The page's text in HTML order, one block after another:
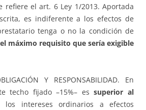
refiere el art. 6 Ley 1/2013. Aportada
es indiferente a los efectos de
tenga o no la condición de
el máximo requisito que sería exigible
Y RESPONSABILIDAD. En
techo fijado –15%– essuperior al
los intereses ordinarios a efectos